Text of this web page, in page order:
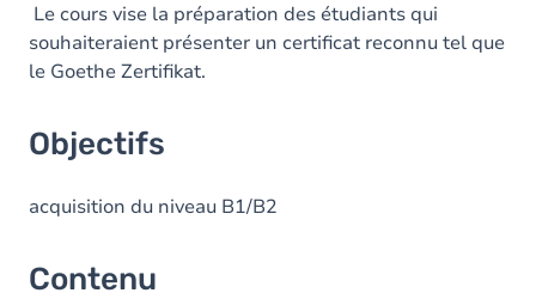
Le cours vise la préparation des étudiants qui
souhaiteraient présenter un certificat reconnu tel que
le Goethe Zertifikat.
Objectifs
acquisition du niveau B1/B2
Contenu